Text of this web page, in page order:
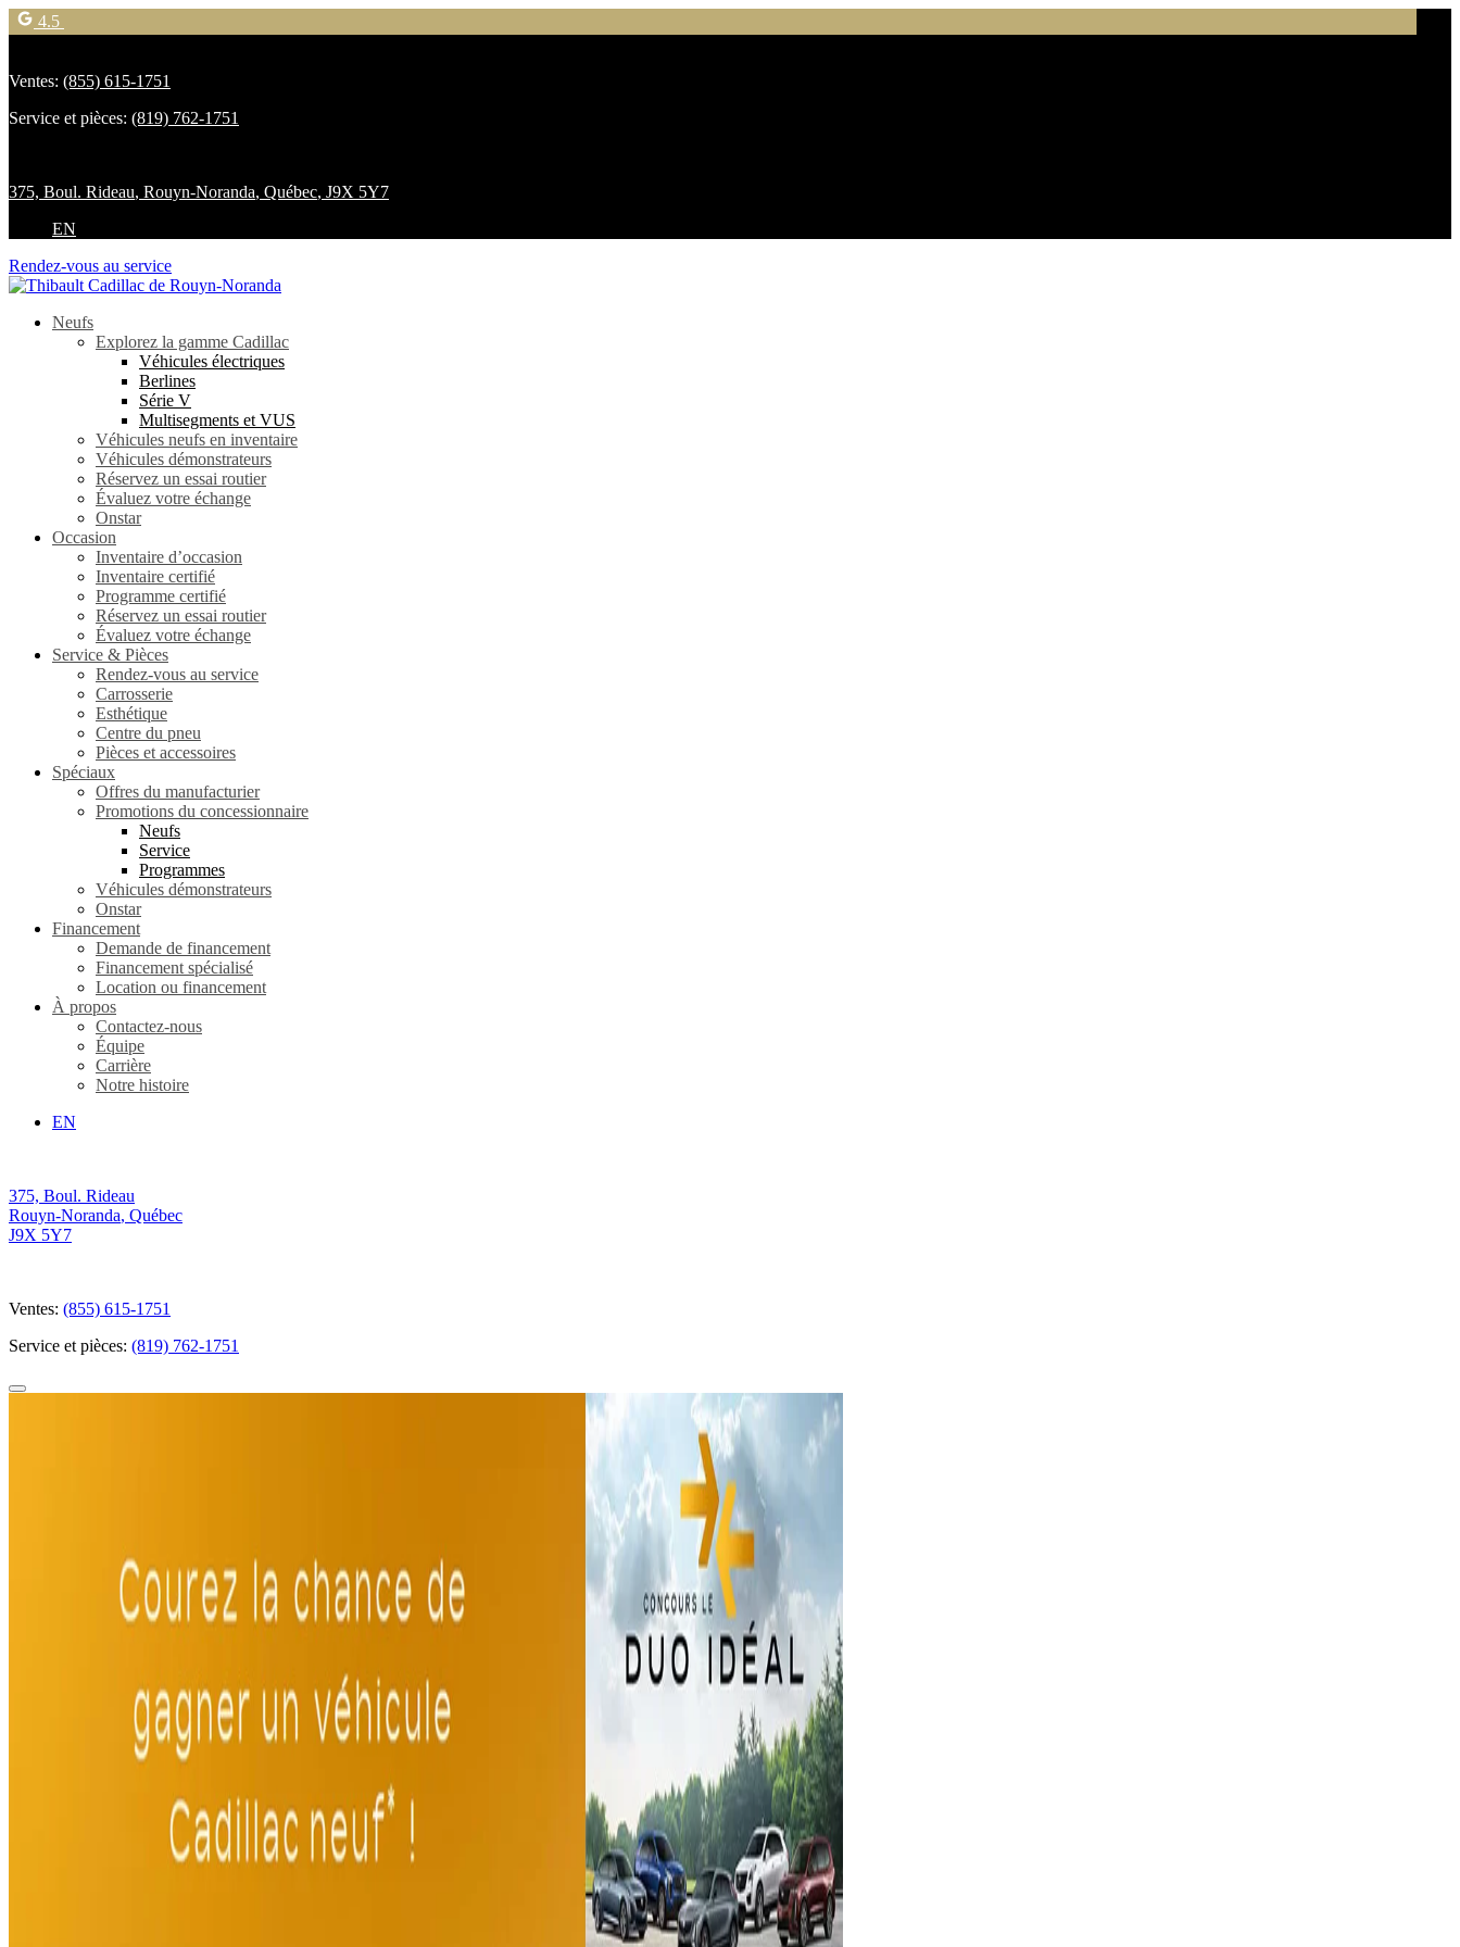
4.5
Ventes: (855) 615-1751
Service et pièces: (819) 762-1751
375, Boul. Rideau, Rouyn-Noranda, Québec, J9X 5Y7
EN
Rendez-vous au service
Neufs
Explorez la gamme Cadillac
Véhicules électriques
Berlines
Série V
Multisegments et VUS
Véhicules neufs en inventaire
Véhicules démonstrateurs
Réservez un essai routier
Évaluez votre échange
Onstar
Occasion
Inventaire d’occasion
Inventaire certifié
Programme certifié
Réservez un essai routier
Évaluez votre échange
Service & Pièces
Rendez-vous au service
Carrosserie
Esthétique
Centre du pneu
Pièces et accessoires
Spéciaux
Offres du manufacturier
Promotions du concessionnaire
Neufs
Service
Programmes
Véhicules démonstrateurs
Onstar
Financement
Demande de financement
Financement spécialisé
Location ou financement
À propos
Contactez-nous
Équipe
Carrière
Notre histoire
EN
375, Boul. Rideau
Rouyn-Noranda, Québec
J9X 5Y7
Ventes: (855) 615-1751
Service et pièces: (819) 762-1751